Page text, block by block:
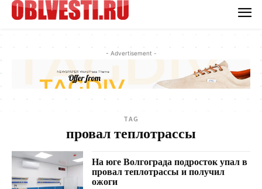
- Advertisement -
TAG
провал теплотрассы
На юге Волгограда подросток упал в
провал теплотрассы и получил
ожоги